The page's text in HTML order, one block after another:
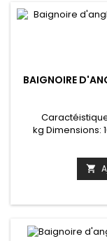
BAIGNOIRE
kg Dimensions:
L Pieds inclus réf
blancheOptions:
vidage,
contribution à la
